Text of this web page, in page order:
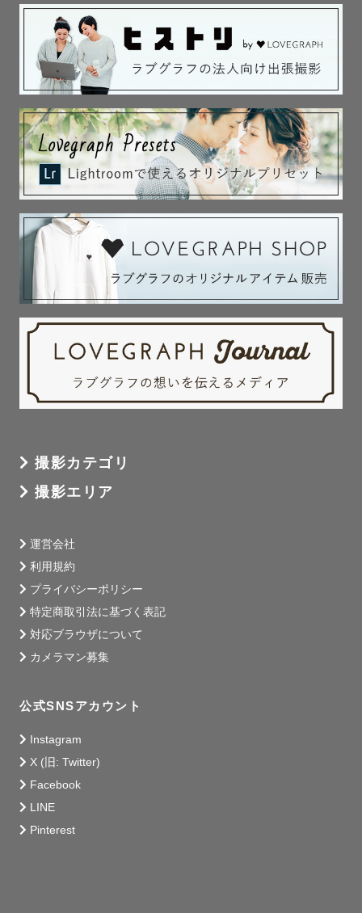
撮影カテゴリ
撮影エリア
運営会社
利用規約
プライバシーポリシー
特定商取引法に基づく表記
対応ブラウザについて
カメラマン募集
公式SNSアカウント
Instagram
X (旧: Twitter)
Facebook
LINE
Pinterest